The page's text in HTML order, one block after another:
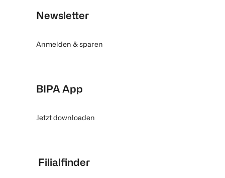
Newsletter
Anmelden & sparen
BIPA App
Jetzt downloaden
Filialfinder